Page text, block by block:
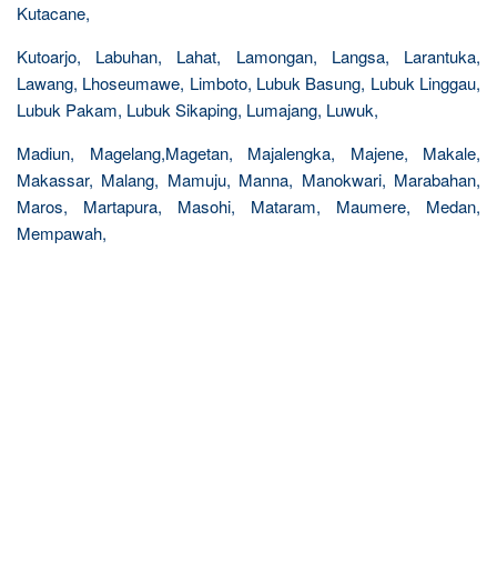
Kutacane,
Kutoarjo, Labuhan, Lahat, Lamongan, Langsa, Larantuka,
Lawang, Lhoseumawe, Limboto, Lubuk Basung, Lubuk Linggau,
Lubuk Pakam, Lubuk Sikaping, Lumajang, Luwuk,
Madiun, Magelang,Magetan, Majalengka, Majene, Makale,
Makassar, Malang, Mamuju, Manna, Manokwari, Marabahan,
Maros, Martapura, Masohi, Mataram, Maumere, Medan,
Mempawah,